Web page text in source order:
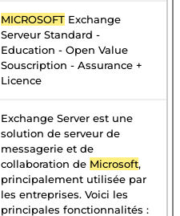
MICROSOFT Exchange
Serveur Standard -
Education - Open Value
Souscription - Assurance +
Licence
Exchange Server est une
solution de serveur de
messagerie et de
collaboration de Microsoft,
principalement utilisée par
les entreprises. Voici les
principales fonctionnalités :